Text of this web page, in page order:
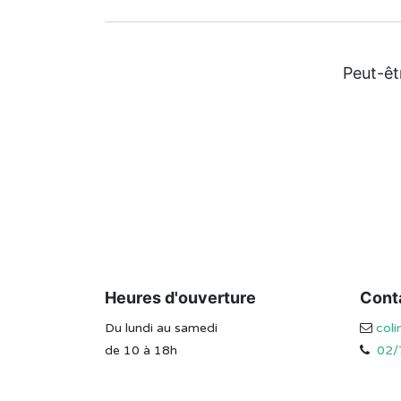
Peut-
Heures d'ouverture
Du lundi au samedi
de 10 à 18h
02/